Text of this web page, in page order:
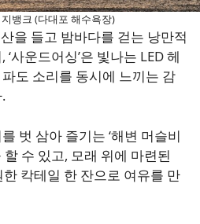
뱅크 (다대포 해수욕장)
산을 들고 밤바다를 걷는 낭만적
사운드어싱’은 빛나는 LED 헤
도 소리를 동시에 느끼는 감
벗 삼아 즐기는 ‘해변 머슬비
수 있고, 모래 위에 마련된
한 칵테일 한 잔으로 여유를 만